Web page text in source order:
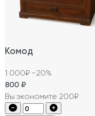
Комод
1 000₽ −20%
800 ₽
Вы экономите 200₽